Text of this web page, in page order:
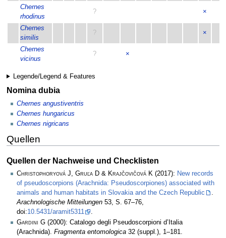
Chernes
rhodinus
? ×
Chernes
similis
? ×
Chernes
vicinus
? ×
Legende/Legend & Features
Nomina dubia
Chernes angustiventris
Chernes hungaricus
Chernes nigricans
Quellen
Quellen der Nachweise und Checklisten
Christophoryová J, Gruľa D & Krajčovičová K (2017): New records
of pseudoscorpions (Arachnida: Pseudoscorpiones) associated with
animals and human habitats in Slovakia and the Czech Republic
.
Arachnologische Mitteilungen 53, S. 67–76,
doi:10.5431/aramit5311
.
Gardini G (2000): Catalogo degli Pseudoscorpioni d’Italia
(Arachnida). Fragmenta entomologica 32 (suppl.), 1–181.